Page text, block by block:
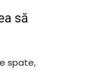
să
spate,